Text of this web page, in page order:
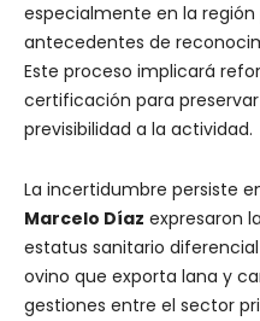
especialmente en la
antecedentes de
Este proceso implicará
certificación para
previsibilidad a la actividad.
La incertidumbre persiste
Marcelo Díaz expresaron
estatus sanitario
ovino que exporta lana y
gestiones entre el sector